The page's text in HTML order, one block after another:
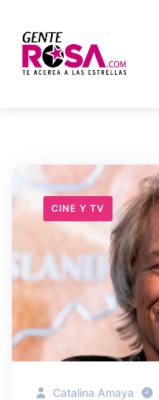
CINE Y TV
Catalina Amaya